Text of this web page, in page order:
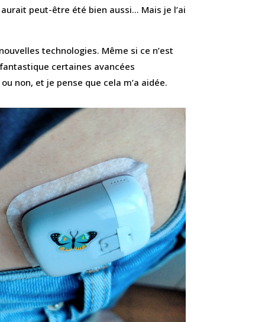
peut-être été bien aussi… Mais je l’ai
technologies. Même si ce n’est
certaines avancées
non, et je pense que cela m’a aidée.